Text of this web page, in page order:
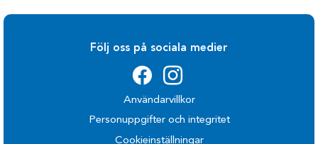
Följ oss på sociala medier
Användarvillkor
Personuppgifter och integritet
Cookieinställningar